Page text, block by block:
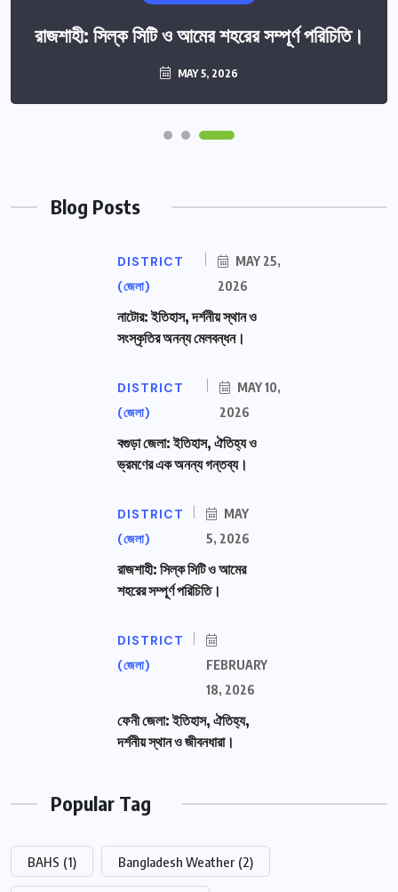
রাজশাহী: সিল্ক সিটি ও আমের শহরের সম্পূর্ণ পরিচিতি।
MAY 5, 2026
Blog Posts
DISTRICT
(জেলা)
MAY 25,
2026
নাটোর: ইতিহাস, দর্শনীয় স্থান ও
সংস্কৃতির অনন্য মেলবন্ধন।
DISTRICT
(জেলা)
MAY 10,
2026
বগুড়া জেলা: ইতিহাস, ঐতিহ্য ও
ভ্রমণের এক অনন্য গন্তব্য।
DISTRICT
(জেলা)
MAY
5, 2026
রাজশাহী: সিল্ক সিটি ও আমের
শহরের সম্পূর্ণ পরিচিতি।
DISTRICT
(জেলা)
FEBRUARY
18, 2026
ফেনী জেলা: ইতিহাস, ঐতিহ্য,
দর্শনীয় স্থান ও জীবনধারা।
Popular Tag
BAHS (1) Bangladesh Weather (2)